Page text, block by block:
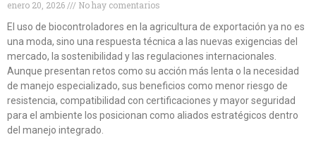
enero 20, 2026
No hay comentarios
El uso de biocontroladores en la agricultura de exportación ya no es
una moda, sino una respuesta técnica a las nuevas exigencias del
mercado, la sostenibilidad y las regulaciones internacionales.
Aunque presentan retos como su acción más lenta o la necesidad
de manejo especializado, sus beneficios como menor riesgo de
resistencia, compatibilidad con certificaciones y mayor seguridad
para el ambiente los posicionan como aliados estratégicos dentro
del manejo integrado.